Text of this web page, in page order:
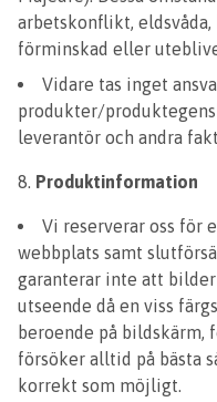
arbetskonflikt,
förminskad eller
Vidare tas inget
produkter/
leverantör och andra
Produktinformation
Vi reserverar oss för
webbplats samt
garanterar inte att
utseende då en viss
beroende på bildskärm,
försöker alltid på bästa
korrekt som möjligt.